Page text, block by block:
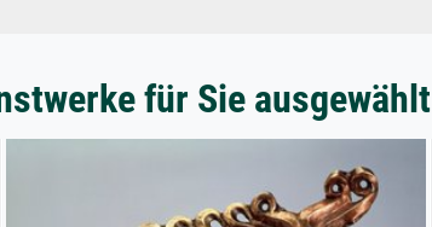
für Sie ausgewählt